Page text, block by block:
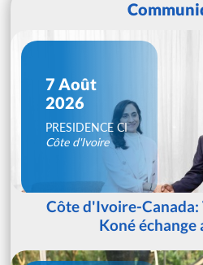
7 Août
2026
PRESIDENCE CI
Côte d'Ivoire
Côte d'Ivoire-
Koné échange